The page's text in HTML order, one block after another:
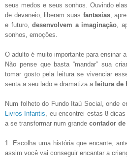
seus medos e seus sonhos. Ouvindo
de devaneio, liberam suas fantasias,
e futuro, desenvolvem a imaginação,
sonhos, emoções.
O adulto é muito importante para ensinar
Não pense que basta “mandar” sua
tomar gosto pela leitura se vivenciar
senta a seu lado e dramatiza a leitura de
Num folheto do Fundo Itaú Social, onde
Livros Infantis, eu encontrei estas 8
a se transformar num grande contador
1. Escolha uma história que encante,
assim você vai conseguir encantar a